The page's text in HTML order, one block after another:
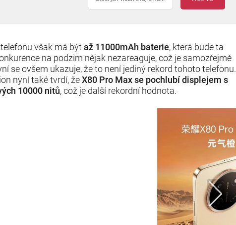
však má býtaž 11000mAh baterie, která bude ta
na podzim nějak nezareaguje, což je samozřejmě
se ovšem ukazuje, že to není jediný rekord tohoto telefonu.
nyní také tvrdí, žeX80 Pro Max se pochlubí displejem s
10000 nitů, což je další rekordní hodnota.